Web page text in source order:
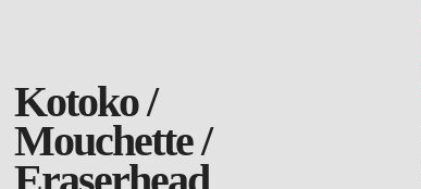
Kotoko /
Mouchette /